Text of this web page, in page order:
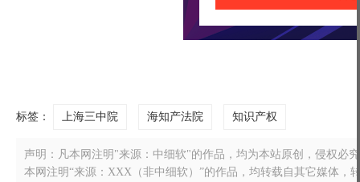
标签： 上海三中院 海知产法院 知识产权
声明：凡本网注明"来源：中细软"的作品，均为本站原创，侵权必
本网注明“来源：XXX（非中细软）”的作品，均转载自其它媒体